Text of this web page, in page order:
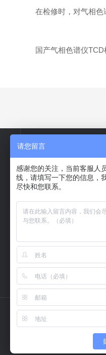
在检修时，对气相色谱
国产气相色谱仪TCD检
关于我
ABOUT
企业文化
请您留言
感谢您的关注，当前客服人
线，请填写一下您的信息，
尽快和您联系。